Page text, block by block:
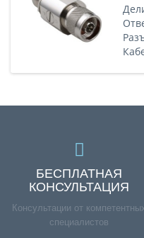
БЕСПЛАТНАЯ
КОНСУЛЬТАЦИЯ
Консультации от
специалистов